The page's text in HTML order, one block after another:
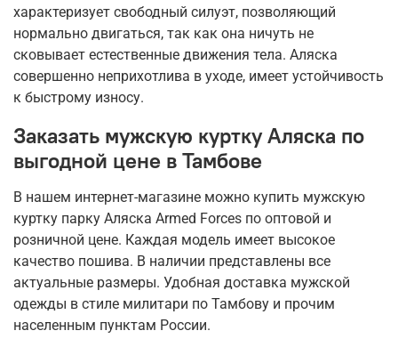
характеризует свободный силуэт, позволяющий
нормально двигаться, так как она ничуть не
сковывает естественные движения тела. Аляска
совершенно неприхотлива в уходе, имеет устойчивость
к быстрому износу.
Заказать мужскую куртку Аляска по
выгодной цене в Тамбове
В нашем интернет-магазине можно купить мужскую
куртку парку Аляска Armed Forces по оптовой и
розничной цене. Каждая модель имеет высокое
качество пошива. В наличии представлены все
актуальные размеры. Удобная доставка мужской
одежды в стиле милитари по Тамбову и прочим
населенным пунктам России.